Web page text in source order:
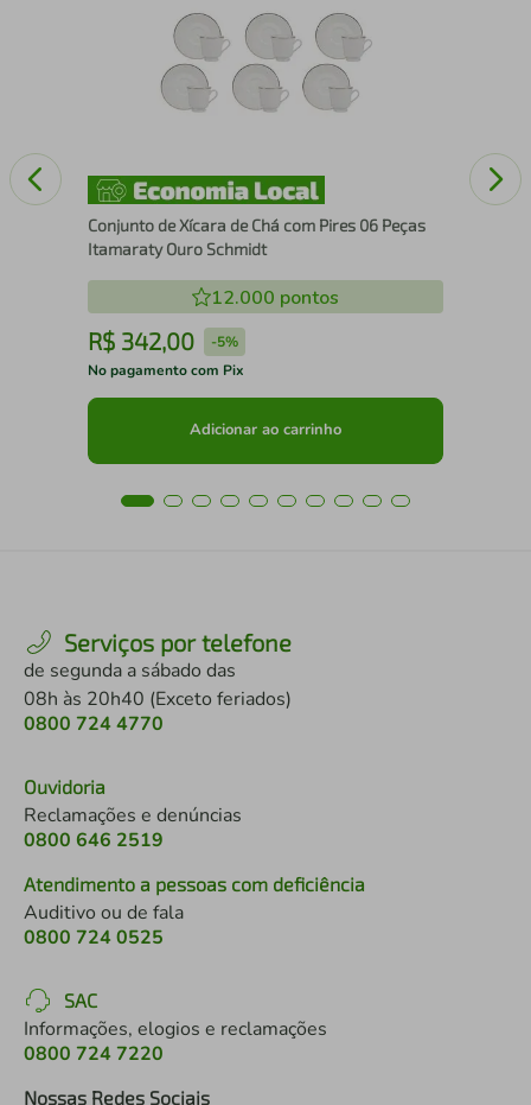
Conjunto de Xícara de Chá com Pires 06 Peças
Itamaraty Ouro Schmidt
12.000 pontos
R$ 342,00 -5%
No pagamento com Pix
Adicionar ao carrinho
Serviços por telefone
de segunda a sábado das
08h às 20h40 (Exceto feriados)
0800 724 4770
Ouvidoria
Reclamações e denúncias
0800 646 2519
Atendimento a pessoas com deficiência
Auditivo ou de fala
0800 724 0525
SAC
Informações, elogios e reclamações
0800 724 7220
Nossas Redes Sociais